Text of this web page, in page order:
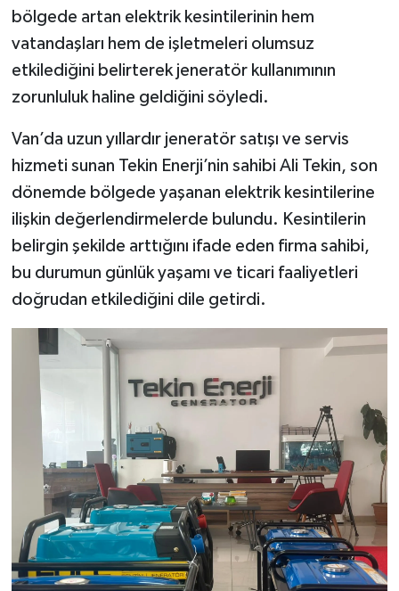
bölgede artan elektrik kesintilerinin hem
vatandaşları hem de işletmeleri olumsuz
etkilediğini belirterek jeneratör kullanımının
zorunluluk haline geldiğini söyledi.
Van’da uzun yıllardır jeneratör satışı ve servis
hizmeti sunan Tekin Enerji’nin sahibi Ali Tekin, son
dönemde bölgede yaşanan elektrik kesintilerine
ilişkin değerlendirmelerde bulundu. Kesintilerin
belirgin şekilde arttığını ifade eden firma sahibi,
bu durumun günlük yaşamı ve ticari faaliyetleri
doğrudan etkilediğini dile getirdi.